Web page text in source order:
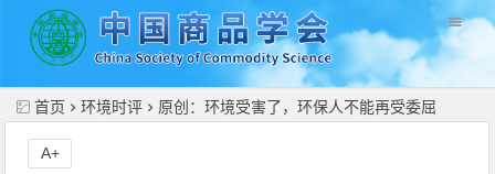
首页 环境时评 原创：环境受害了，环保人不能再受委屈
A+